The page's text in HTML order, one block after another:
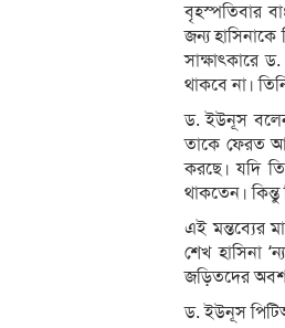
বৃহস্পতিবার
জন্য
সাক্ষাৎকারে
থাকবে না।
ড. ইউনূস বলেন,
তাকে ফেরত
করছে। যদি
থাকতেন।
এই মন্তব্যের
শেখ হাসিনা
জড়িতদের
ড. ইউনূস